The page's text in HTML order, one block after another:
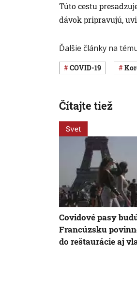
Túto cestu
dávok pripravujú,
Ďalšie články na
COVID-19
Čítajte tiež
Svet
Covidové pasy
Francúzsku
do reštaurácie aj